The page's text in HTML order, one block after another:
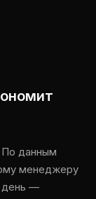
данным
менеджеру
день —